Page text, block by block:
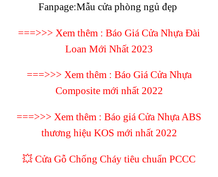
Fanpage:Mẫu cửa phòng ngủ đẹp
===>>> Xem thêm : Báo Giá Cửa Nhựa Đài
Loan Mới Nhất 2023
===>>> Xem thêm : Báo Giá Cửa Nhựa
Composite mới nhất 2022
===>>> Xem thêm : Báo giá Cửa Nhựa ABS
thương hiệu KOS mới nhất 2022
💥 Cửa Gỗ Chống Cháy tiêu chuẩn PCCC